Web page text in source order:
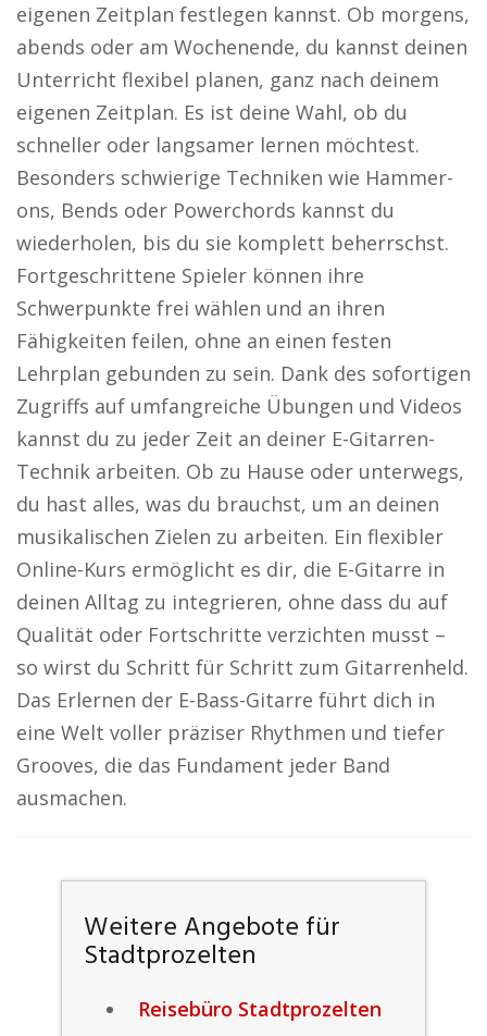
eigenen Zeitplan festlegen kannst. Ob morgens,
abends oder am Wochenende, du kannst deinen
Unterricht flexibel planen, ganz nach deinem
eigenen Zeitplan. Es ist deine Wahl, ob du
schneller oder langsamer lernen möchtest.
Besonders schwierige Techniken wie Hammer-
ons, Bends oder Powerchords kannst du
wiederholen, bis du sie komplett beherrschst.
Fortgeschrittene Spieler können ihre
Schwerpunkte frei wählen und an ihren
Fähigkeiten feilen, ohne an einen festen
Lehrplan gebunden zu sein. Dank des sofortigen
Zugriffs auf umfangreiche Übungen und Videos
kannst du zu jeder Zeit an deiner E-Gitarren-
Technik arbeiten. Ob zu Hause oder unterwegs,
du hast alles, was du brauchst, um an deinen
musikalischen Zielen zu arbeiten. Ein flexibler
Online-Kurs ermöglicht es dir, die E-Gitarre in
deinen Alltag zu integrieren, ohne dass du auf
Qualität oder Fortschritte verzichten musst –
so wirst du Schritt für Schritt zum Gitarrenheld.
Das Erlernen der E-Bass-Gitarre führt dich in
eine Welt voller präziser Rhythmen und tiefer
Grooves, die das Fundament jeder Band
ausmachen.
Weitere Angebote für
Stadtprozelten
Reisebüro Stadtprozelten